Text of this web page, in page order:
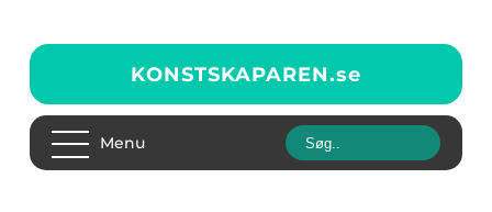
KONSTSKAPAREN.se
Menu